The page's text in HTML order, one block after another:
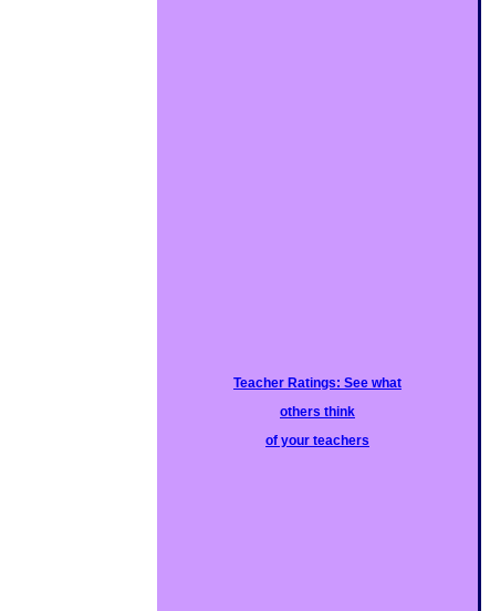
Teacher Ratings: See what
others think
of your teachers